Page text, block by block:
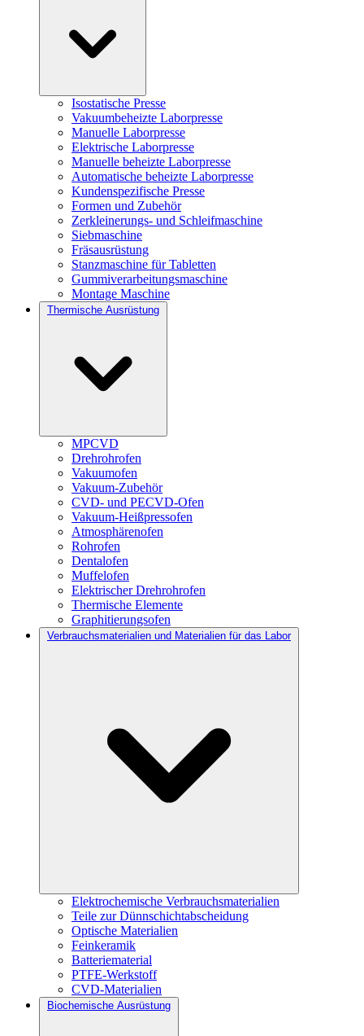
Isostatische Presse
Vakuumbeheizte Laborpresse
Manuelle Laborpresse
Elektrische Laborpresse
Manuelle beheizte Laborpresse
Automatische beheizte Laborpresse
Kundenspezifische Presse
Formen und Zubehör
Zerkleinerungs- und Schleifmaschine
Siebmaschine
Fräsausrüstung
Stanzmaschine für Tabletten
Gummiverarbeitungsmaschine
Montage Maschine
Thermische Ausrüstung
MPCVD
Drehrohrofen
Vakuumofen
Vakuum-Zubehör
CVD- und PECVD-Ofen
Vakuum-Heißpressofen
Atmosphärenofen
Rohrofen
Dentalofen
Muffelofen
Elektrischer Drehrohrofen
Thermische Elemente
Graphitierungsofen
Verbrauchsmaterialien und Materialien für das Labor
Elektrochemische Verbrauchsmaterialien
Teile zur Dünnschichtabscheidung
Optische Materialien
Feinkeramik
Batteriematerial
PTFE-Werkstoff
CVD-Materialien
Biochemische Ausrüstung